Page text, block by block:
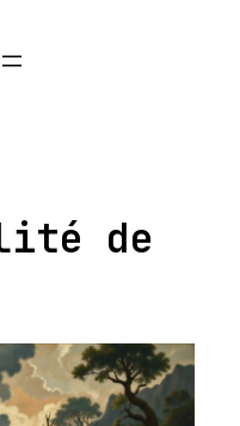
de